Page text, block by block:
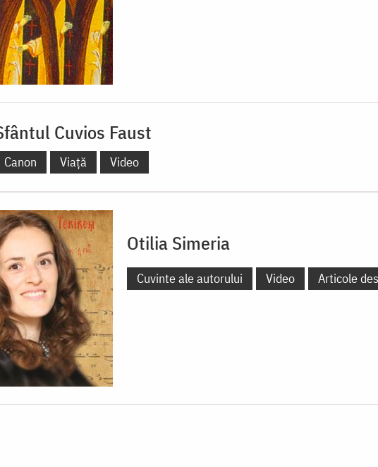
Cuvios Faust
Canon Viață Video
Otilia Simeria
Cuvinte ale autorului Video Articole